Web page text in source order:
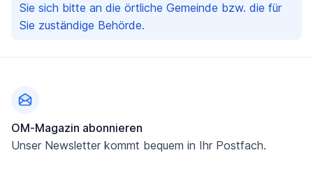
Sie sich bitte an die örtliche Gemeinde bzw. die für
Sie zuständige Behörde.
OM-Magazin abonnieren
Unser Newsletter kommt bequem in Ihr Postfach.